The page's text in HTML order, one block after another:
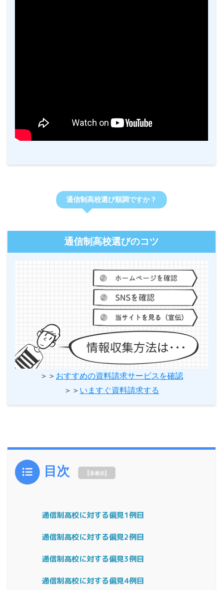
通信制高校選び順調ですか？
通信制高校選びのコツ
＞＞ おすすめの資料請求サービスを確認
＞＞ いますぐ資料請求する
目次 [非表示]
通信制高校に対する偏見1例目
通信制高校に対する偏見2例目
通信制高校に対する偏見3例目
通信制高校に対する偏見4例目